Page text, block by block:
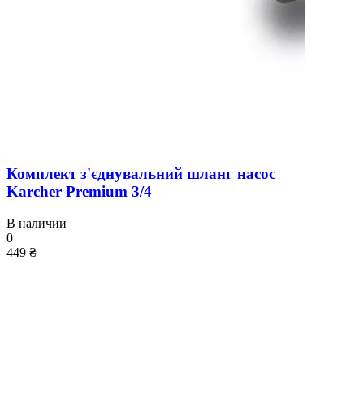
Комплект з'єднувальний шланг насос
Karcher Premium 3/4
В наличии
0
449 ₴